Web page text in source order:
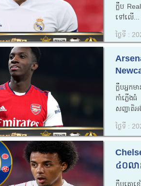
ក្លឹប
ទៅលើ...
ថ្ងៃទី :
ក្លឹបអ្នក
កាំភ្លើង
សញ្ជាតិអ
ថ្ងៃទី :
៤០លា
ក្លឹបតោ